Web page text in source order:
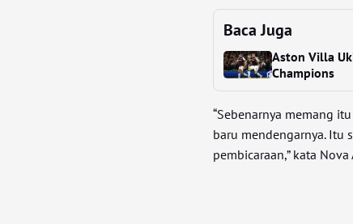
Baca Juga
Aston Villa
Champions
“Sebenarnya memang
baru mendengarnya. Itu
pembicaraan,” kata